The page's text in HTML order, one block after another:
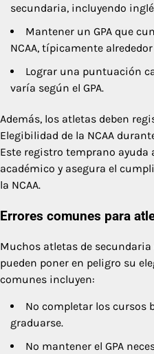
secundaria, incluyendo
Mantener un GPA que
NCAA, típicamente
Lograr una puntuación
varía según el GPA.
Además, los atletas deben
Elegibilidad de la NCAA
Este registro temprano ayuda
académico y asegura el
la NCAA.
Errores comunes para
Muchos atletas de
pueden poner en peligro su
comunes incluyen:
No completar los cursos
graduarse.
No mantener el GPA